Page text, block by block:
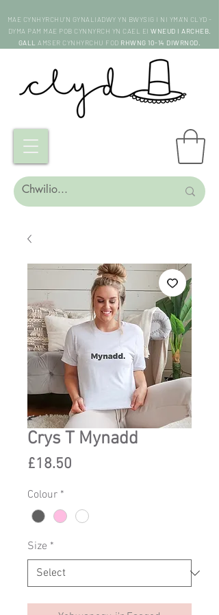
MAE CYNHYRCHU'N GYNALIADWY YN BWYSIG I NI YMA'N CLYD -
DYMA PAM MAE POB CYNNYRCH YN CAEL EI WNEUD I ARCHEB.
GALL AMSER CYNHYRCHU FOD RHWNG 10-14 DIWRNOD.
Crys T Mynadd
£18.50
Colour *
Size *